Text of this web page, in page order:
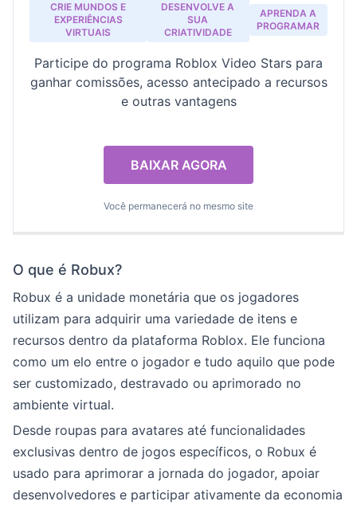
CRIE MUNDOS E
EXPERIÊNCIAS
VIRTUAIS
DESENVOLVE A
SUA
CRIATIVIDADE
APRENDA A
PROGRAMAR
Participe do programa Roblox Video Stars para
ganhar comissões, acesso antecipado a recursos
e outras vantagens
BAIXAR AGORA
Você permanecerá no mesmo site
O que é Robux?
Robux é a unidade monetária que os jogadores
utilizam para adquirir uma variedade de itens e
recursos dentro da plataforma Roblox. Ele funciona
como um elo entre o jogador e tudo aquilo que pode
ser customizado, destravado ou aprimorado no
ambiente virtual.
Desde roupas para avatares até funcionalidades
exclusivas dentro de jogos específicos, o Robux é
usado para aprimorar a jornada do jogador, apoiar
desenvolvedores e participar ativamente da economia